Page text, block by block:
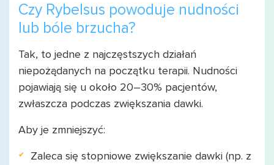
Czy Rybelsus powoduje nudności
lub bóle brzucha?
Tak, to jedne z najczęstszych działań
niepożądanych na początku terapii. Nudności
pojawiają się u około 20–30% pacjentów,
zwłaszcza podczas zwiększania dawki.
Aby je zmniejszyć:
Zaleca się stopniowe zwiększanie dawki (np. z